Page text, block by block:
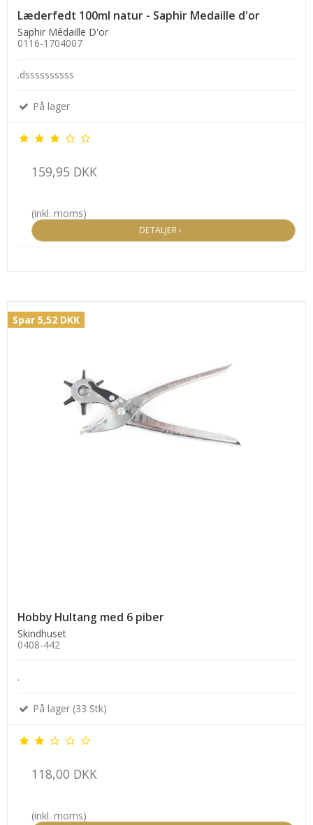
Læderfedt 100ml natur - Saphir Medaille d'or
Saphir Médaille D'or
0116-1704007
.dssssssssss
På lager
159,95 DKK
(inkl. moms)
DETALJER ›
Spar 5,52 DKK
Hobby Hultang med 6 piber
Skindhuset
0408-442
.
På lager (33 Stk)
118,00 DKK
(inkl. moms)